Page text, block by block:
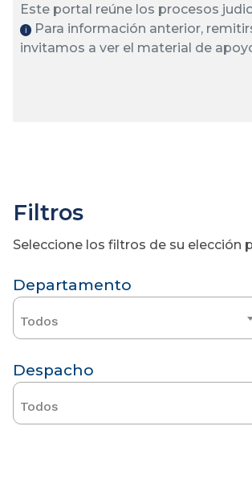
Este portal reúne los procesos
ℹ️
Para información anterior,
invitamos a ver el material de
Filtros
Seleccione los filtros de su elección
Departamento
Todos
Despacho
Todos